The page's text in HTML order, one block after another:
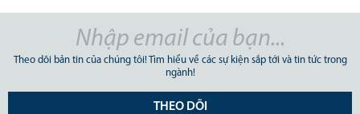
Theo dõi bản tin của chúng tôi! Tìm hiểu về các sự kiện sắp tới và tin tức trong
ngành!
THEO DÕI